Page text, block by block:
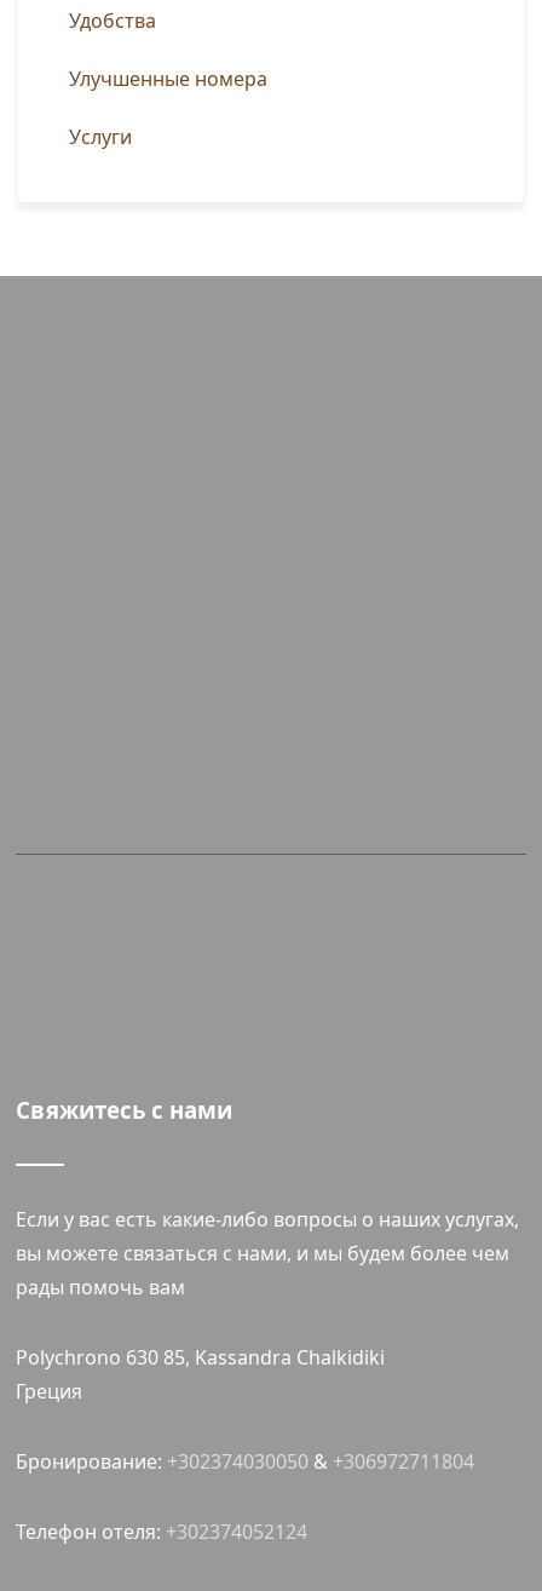
Удобства
Улучшенные номера
Услуги
Свяжитесь с нами
Если у вас есть какие-либо вопросы о наших услугах,
вы можете связаться с нами, и мы будем более чем
рады помочь вам
Polychrono 630 85, Kassandra Chalkidiki
Греция
Бронирование: +302374030050 & +306972711804
Телефон отеля: +302374052124